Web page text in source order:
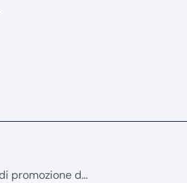
È possibile avviare e far crescere velocemente la fiducia negli interventi di promozione della salute?